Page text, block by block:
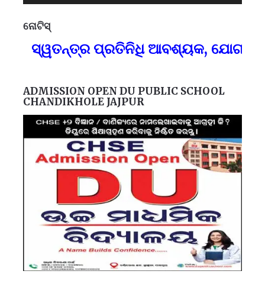
ନୋଟିସ୍
ପ୍ରତିନିଧି ଆବଶ୍ୟକ, ଯୋଗାଯୋଗ-
ADMISSION OPEN DU PUBLIC SCHOOL
CHANDIKHOLE JAJPUR